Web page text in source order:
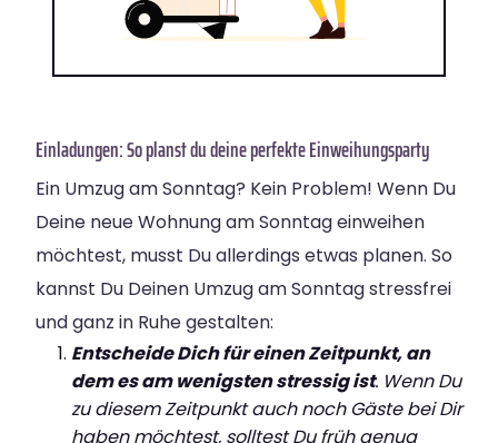
Einladungen: So planst du deine perfekte Einweihungsparty
Ein Umzug am Sonntag? Kein Problem! Wenn Du
Deine neue Wohnung am Sonntag einweihen
möchtest, musst Du allerdings etwas planen. So
kannst Du Deinen Umzug am Sonntag stressfrei
und ganz in Ruhe gestalten:
Entscheide Dich für einen Zeitpunkt, an
dem es am wenigsten stressig ist. Wenn Du
zu diesem Zeitpunkt auch noch Gäste bei Dir
haben möchtest, solltest Du früh genug